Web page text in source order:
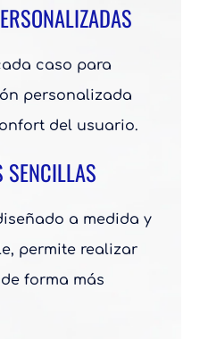
caso para
personalizada
del usuario.
SENCILLAS
a medida y
permite realizar
forma más